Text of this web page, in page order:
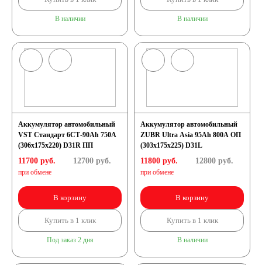
В наличии В наличии
Аккумулятор автомобильный
VST Стандарт 6СТ-90Ah 750A
(306x175x220) D31R ПП
11700 руб.
при обмене
12700руб.
В корзину
Купить в 1 клик
Под заказ 2 дня
Аккумулятор автомобильный
ZUBR Ultra Asia 95Ah 800A ОП
(303x175x225) D31L
11800 руб.
при обмене
12800руб.
В корзину
Купить в 1 клик
В наличии